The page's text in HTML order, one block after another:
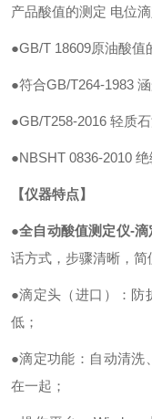
产品酸值的测定 电位
●GB/T 18609原油酸值
●符合GB/T264-1983
●GB/T258-2016 轻质
●NBSHT 0836-2010
【仪器特点】
●全自动酸值测定仪-滴
话方式，步骤清晰，简
●滴定头（进口）：防
低；
●滴定功能：自动清洗
在一起；